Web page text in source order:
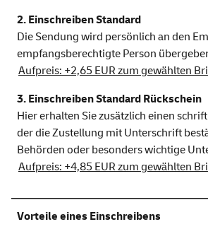
2. Einschreiben Standard
Die Sendung wird persönlich an den
empfangsberechtigte Person
Aufpreis: +2,65 EUR zum gewählten
3. Einschreiben Standard Rückschein
Hier erhalten Sie zusätzlich einen
der die Zustellung mit Unterschrift
Behörden oder besonders wichtige
Aufpreis: +4,85 EUR zum gewählten
Vorteile eines Einschreibens